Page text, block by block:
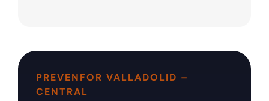
PREVENFOR VALLADOLID –
CENTRAL